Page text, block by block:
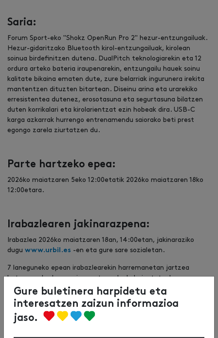
Saria:
Forum Sport-eko "Shokz OpenRun Pro 2" hezur-entzungailuak.
Hezur-gidaritzako Bluetooth kirol-entzungailuak, kirolean
soinua birdefinitzen dutena. DualPitch teknologiarekin eta 12
ordura arteko bateria iraupenarekin, entzungailu hauek soinu
kalitate bikaina ematen dute, zure belarriak ingurunera irekita
mantentzen dituzten bitartean. Diseinu arina eta urarekiko
erresistentea dutenez, erosotasuna eta segurtasuna bilatzen
duten korrikalari eta kirolarientzat ezin hobeak dira. USB-C
karga azkarrak hurrengo entrenamendu saiorako beti prest
egongo zarela ziurtatzen du.
Parte hartzeko epea:
2026ko maiatzaren 5eko 12:00etatik 2026ko maiatzaren 18ko
12:00etara.
Irabazlearen jakinarazpena:
Irabazlea 2026ko maiatzaren 18an, 14:00etan, jakinaraziko
dugu www.urbil.es -en eta gure sare sozialetan.
7 laneguneko epean irabazlearekin harremanetan jartzea
lortzen ez badugu saria onartzen duela baieztatzeko,
zerrendako hurrengo ordezkoari esleituko diogu saria, eta
horrela hurrenez hurren.
Gure buletinera harpidetu eta
interesatzen zaizun informazioa
jaso.